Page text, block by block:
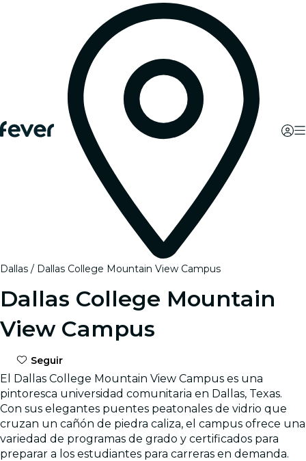
Dallas Dallas College Mountain View Campus
Dallas College Mountain
View Campus
Seguir
El Dallas College Mountain View Campus es una
pintoresca universidad comunitaria en Dallas, Texas.
Con sus elegantes puentes peatonales de vidrio que
cruzan un cañón de piedra caliza, el campus ofrece una
variedad de programas de grado y certificados para
preparar a los estudiantes para carreras en demanda.